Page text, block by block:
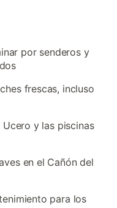
por senderos y
frescas, incluso
y las piscinas
en el Cañón del
para los